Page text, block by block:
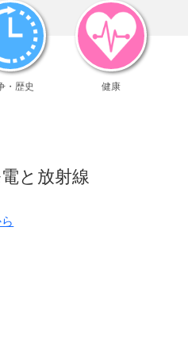
す。
郷札｣が有名です。
とんどが発行しました。
って
ました。
・歴史 健康
と放射線